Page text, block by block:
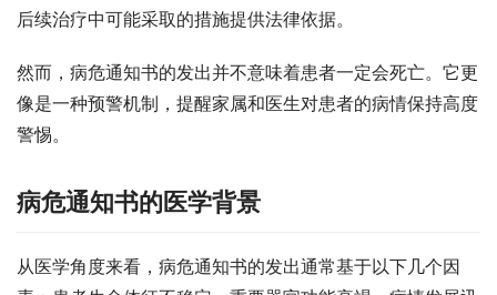
后续治疗中可能采取的措施提供法律依据。
然而，病危通知书的发出并不意味着患者一定会死亡。它更
像是一种预警机制，提醒家属和医生对患者的病情保持高度
警惕。
病危通知书的医学背景
从医学角度来看，病危通知书的发出通常基于以下几个因